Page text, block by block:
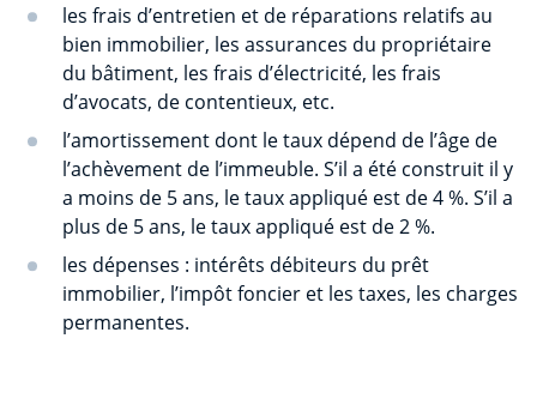
les frais d’entretien et de réparations relatifs au
bien immobilier, les assurances du propriétaire
du bâtiment, les frais d’électricité, les frais
d’avocats, de contentieux, etc.
l’amortissement dont le taux dépend de l’âge de
l’achèvement de l’immeuble. S’il a été construit il y
a moins de 5 ans, le taux appliqué est de 4 %. S’il a
plus de 5 ans, le taux appliqué est de 2 %.
les dépenses : intérêts débiteurs du prêt
immobilier, l’impôt foncier et les taxes, les charges
permanentes.